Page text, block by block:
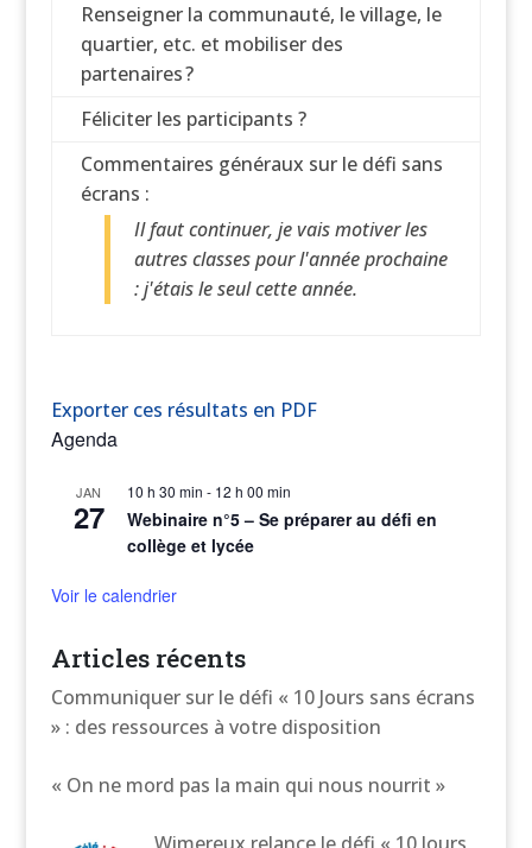
Renseigner la communauté, le village, le
quartier, etc. et mobiliser des
partenaires ?
Féliciter les participants ?
Commentaires généraux sur le défi sans
écrans :
Il faut continuer, je vais motiver les
autres classes pour l'année prochaine
: j'étais le seul cette année.
Exporter ces résultats en PDF
Agenda
JAN
27
10 h 30 min - 12 h 00 min
Webinaire n°5 – Se préparer au défi en
collège et lycée
Voir le calendrier
Articles récents
Communiquer sur le défi « 10 Jours sans écrans
» : des ressources à votre disposition
« On ne mord pas la main qui nous nourrit »